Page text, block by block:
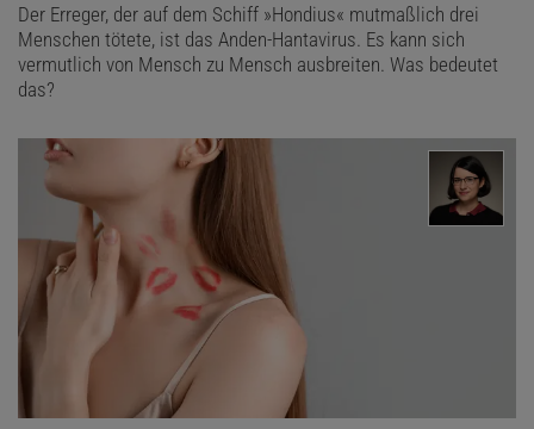
Der Erreger, der auf dem Schiff »Hondius« mutmaßlich drei
Menschen tötete, ist das Anden-Hantavirus. Es kann sich
vermutlich von Mensch zu Mensch ausbreiten. Was bedeutet
das?